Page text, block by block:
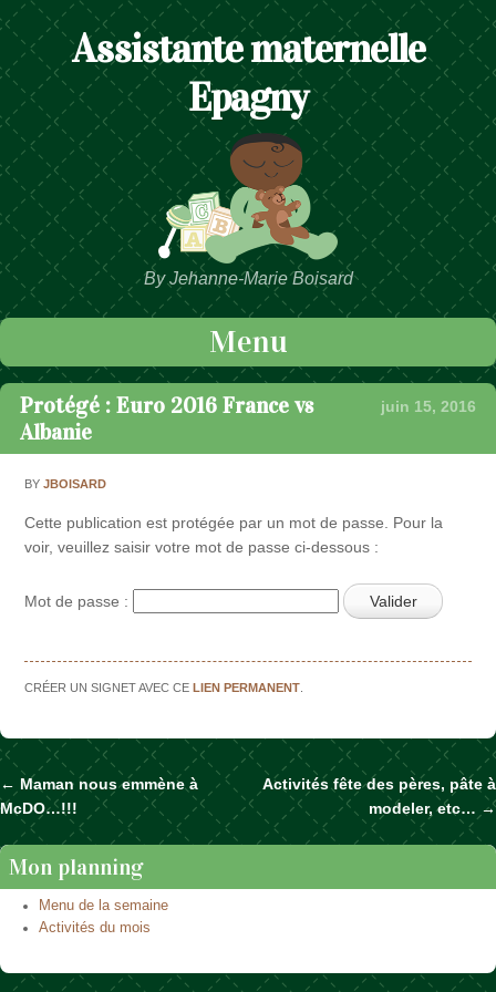
Assistante maternelle
Epagny
By Jehanne-Marie Boisard
Menu
Passer au contenu
Protégé : Euro 2016 France vs
Albanie
juin 15, 2016
BYJBOISARD
Cette publication est protégée par un mot de passe. Pour la
voir, veuillez saisir votre mot de passe ci-dessous :
Mot de passe :
CRÉER UN SIGNET AVEC CELIEN PERMANENT
Naviguer dans les articles
← Maman nous emmène à
McDO…!!!
Activités fête des pères, pâte à
modeler, etc… →
Mon planning
Menu de la semaine
Activités du mois